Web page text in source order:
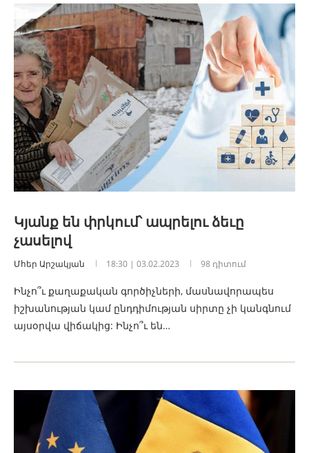
Կյանք են փրկում՝ ապրելու ձեւը
չասելով
Մհեր Արշակյան 18:30 | 03.02.2023 98 դիտում
Ինչո՞ւ քաղաքական գործիչների, մասնավորապես
իշխանության կամ ընդդիմության սիրտը չի կանգնում
այսօրվա վիճակից: Ինչո՞ւ են…